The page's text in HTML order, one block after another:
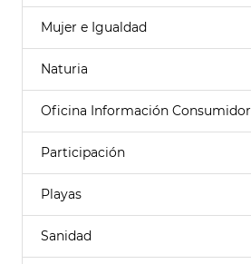
Mujer e Igualdad
Naturia
Oficina Información Consumidor
Participación
Playas
Sanidad